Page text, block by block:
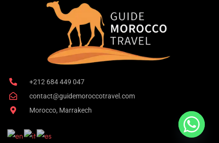
+212 684 449 047
contact@guidemoroccotravel.com
Morocco, Marrakech